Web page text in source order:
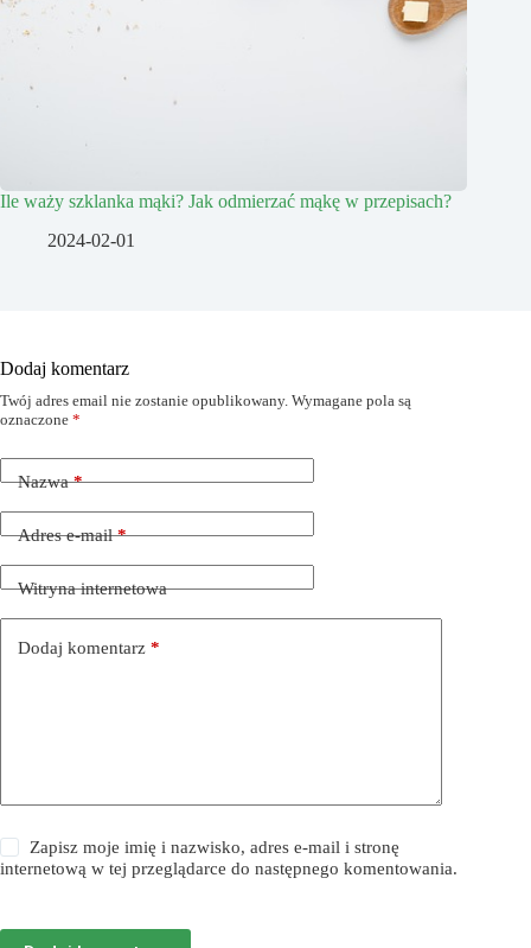
Ile waży szklanka mąki? Jak odmierzać mąkę w przepisach?
2024-02-01
Dodaj komentarz
Twój adres email nie zostanie opublikowany. Wymagane pola są
oznaczone *
Nazwa*
Adres e-mail*
Witryna internetowa
Dodaj komentarz *
Zapisz moje imię i nazwisko, adres e-mail i stronę
internetową w tej przeglądarce do następnego komentowania.